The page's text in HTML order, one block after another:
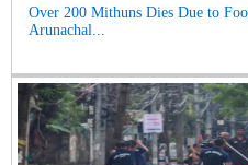
Over 200 Mithuns Dies Due to
Arunachal...